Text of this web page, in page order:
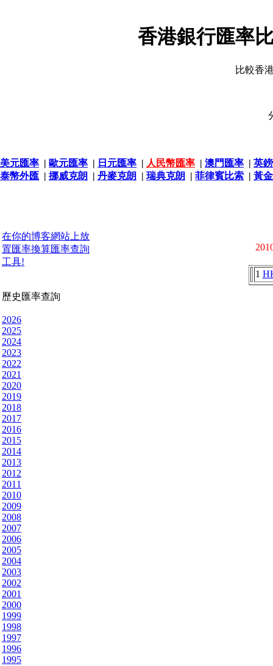
香港銀行匯率
比較香
美元匯率 | 歐元匯率 | 日元匯率 | 人民幣匯率 | 澳門匯率 | 英
泰幣外匯 | 挪威克朗 | 丹麥克朗 | 瑞典克朗 | 菲律賓比索 | 黃
在你的博客網站上放
置匯率換算匯率查詢
工具!
歷史匯率查詢
2026
2025
2024
2023
2022
2021
2020
2019
2018
2017
2016
2015
2014
2013
2012
2011
2010
2009
2008
2007
2006
2005
2004
2003
2002
2001
2000
1999
1998
1997
1996
1995
1